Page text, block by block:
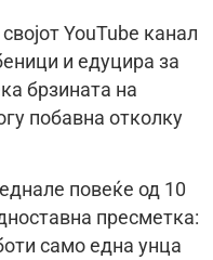
YouTube канал
и едуцира за
брзината на
побавна отколку
повеќе од 10
пресметка:
само една унца